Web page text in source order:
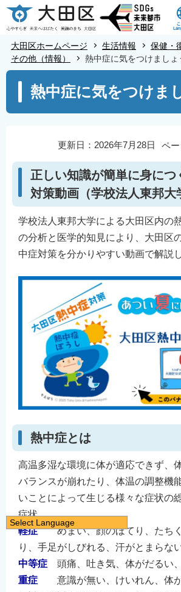
こ
の
ジ
大田区ホームページ 生活情報 保健・
その他（情報）
熱中症に気をつけましょ
こ
ら
熱中症に気をつけま
ペ
更新日：2026年7月28日
正しい知識が簡単に身につ
対策動画（学校法人東邦大
学校法人東邦大学による大田区内の
の分析と医学的知見により、大田区
中症対策を分かりやすい動画で解説
熱中症とは
高温多湿な環境に体が適応できず、
バランスが崩れたり、体温の調整機
いことによって生じる様々な症状の
症状
軽症めまい、顔のほてり、たち
り、手足がしびれる、汗がとまらな
中等症 頭痛、吐き気、体がだるい
重症 意識が無い、けいれん、体
Select Language
日本語
English
简体中文